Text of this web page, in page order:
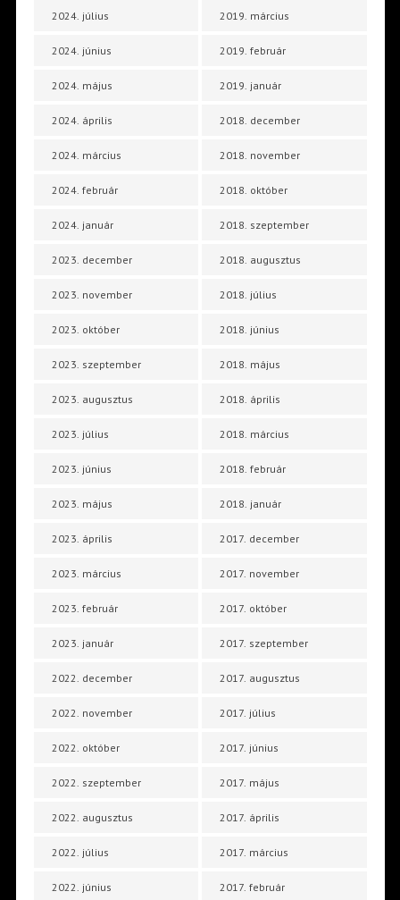
2024. július
2024. június
2024. május
2024. április
2024. március
2024. február
2024. január
2023. december
2023. november
2023. október
2023. szeptember
2023. augusztus
2023. július
2023. június
2023. május
2023. április
2023. március
2023. február
2023. január
2022. december
2022. november
2022. október
2022. szeptember
2022. augusztus
2022. július
2022. június
2019. március
2019. február
2019. január
2018. december
2018. november
2018. október
2018. szeptember
2018. augusztus
2018. július
2018. június
2018. május
2018. április
2018. március
2018. február
2018. január
2017. december
2017. november
2017. október
2017. szeptember
2017. augusztus
2017. július
2017. június
2017. május
2017. április
2017. március
2017. február